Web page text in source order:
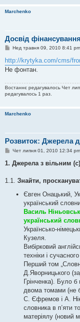
Marchenko
Досвід
П
в
і
д
м
л
е
Нед травня 09, 2010 8:41 pm
http://krytyka.com/cms/
Не фонтан.
Востаннє редагувалось Чет
редагувалось 1 раз.
Marchenko
Розвиток: Джерела
П
о
Чет липня 01, 2010 12:34 pm
1. Джерела з вільним (с)
1.1. Знайти,
Євген Онацький,
український
Василь
український
Українсько-
Кузеля.
Вибірковий
техніки і
Перший том
Д.Яворницького
Грінченка). Було
двома томами (не
С. Єфремов і А.
словника в п’яти
матеріялу (новий